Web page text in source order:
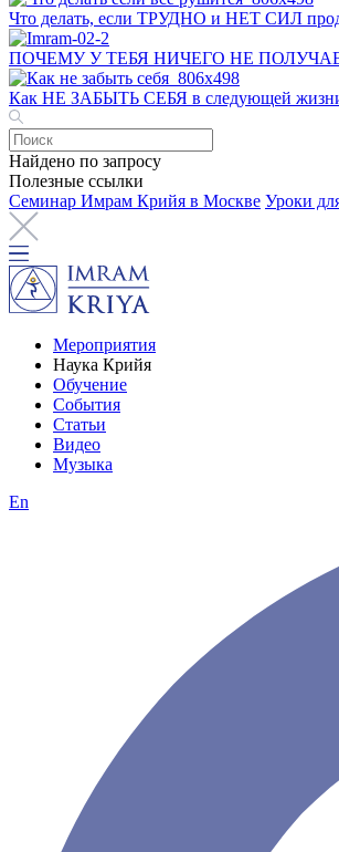
Что делать, если ТРУДНО и НЕТ СИЛ
ПОЧЕМУ У ТЕБЯ НИЧЕГО НЕ
Как НЕ ЗАБЫТЬ СЕБЯ в следующей жизни?
Найдено по запросу
Полезные ссылки
Семинар Имрам Крийя в Москве Уроки
Мероприятия
Наука Крийя
Обучение
События
Статьи
Видео
Музыка
En